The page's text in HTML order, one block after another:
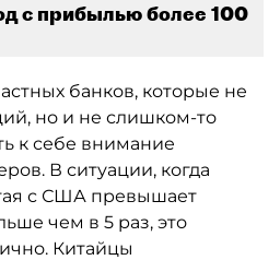
с прибылью более 100
банков, которые не
но и не слишком-то
к себе внимание
В ситуации, когда
с США превышает
чем в 5 раз, это
Китайцы